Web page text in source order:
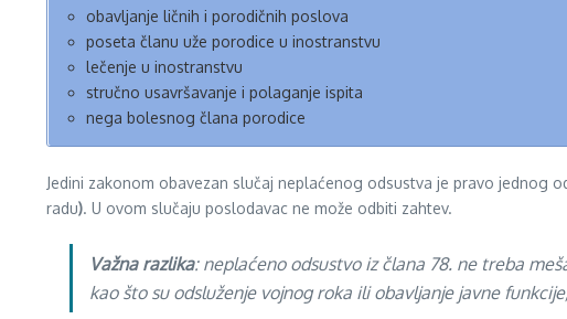
obavljanje ličnih i porodičnih poslova
poseta članu uže porodice u inostranstvu
lečenje u inostranstvu
stručno usavršavanje i polaganje ispita
nega bolesnog člana porodice
Jedini zakonom obavezan slučaj neplaćenog odsustva je pravo jednog
radu). U ovom slučaju poslodavac ne može odbiti zahtev.
Važna razlika: neplaćeno odsustvo iz člana 78. ne treba
kao što su odsluženje vojnog roka ili obavljanje javne